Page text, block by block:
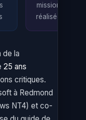
missions
réalisées
de la
25 ans
critiques.
à Redmond
NT4) et co-